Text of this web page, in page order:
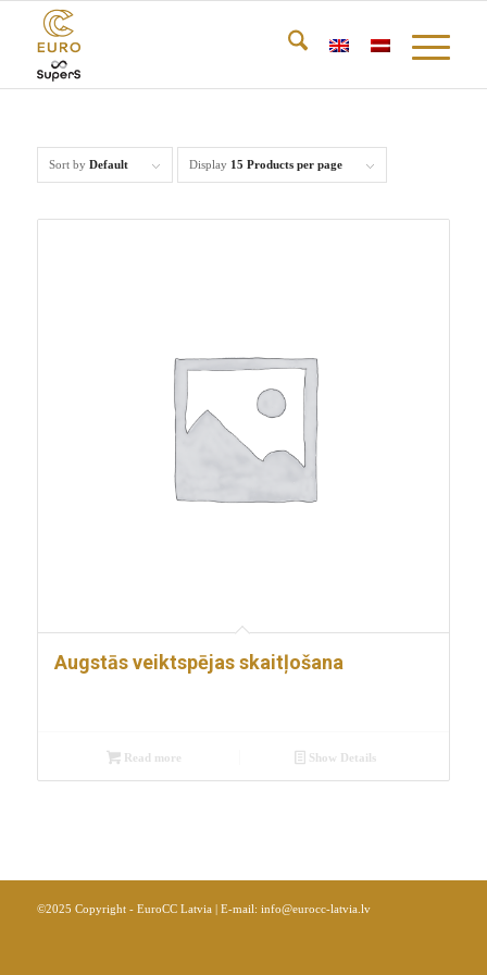
Sort by Default Display 15 Products per page
Augstās veiktspējas skaitļošana
Read more Show Details
©2025 Copyright - EuroCC Latvia | E-mail: info@eurocc-latvia.lv